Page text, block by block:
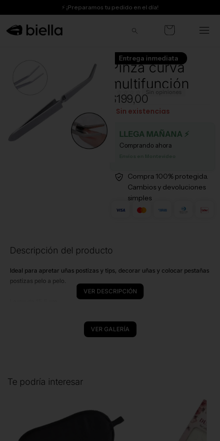
contenido
⚡ ¡Preparamos tu pedido en el día!
🔒 Compra segura
📍 Pick up en Aguada, Montevideo
🎁 Obtené 10% OFF en tu primera compra
Entrega inmediata
Pinza curva
multifunción
$199,00
Sin existencias
LLEGA MAÑANA ⚡
Comprando ahora
Envíos en Montevideo
Compra 100% protegida.
Cambios y devoluciones
simples
Descripción del producto
Ideal para apretar uñas postizas y tips, decorar uñas y colocar pestañas
postizas pelo a pelo.
VER DESCRIPCIÓN
VER GALERÍA
Te podría interesar